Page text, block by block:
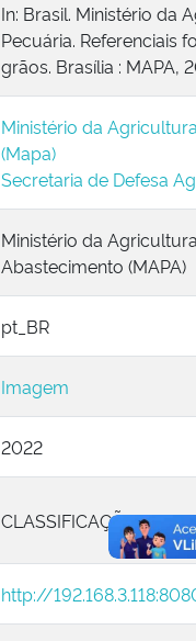
In: Brasil. Ministério da
Pecuária. Referenciais
grãos. Brasília : MAPA,
Ministério da
(Mapa)
Secretaria de Defesa
Ministério da
Abastecimento (MAPA)
pt_BR
Imagem
2022
CLASSIFICAÇÃO DE
http://